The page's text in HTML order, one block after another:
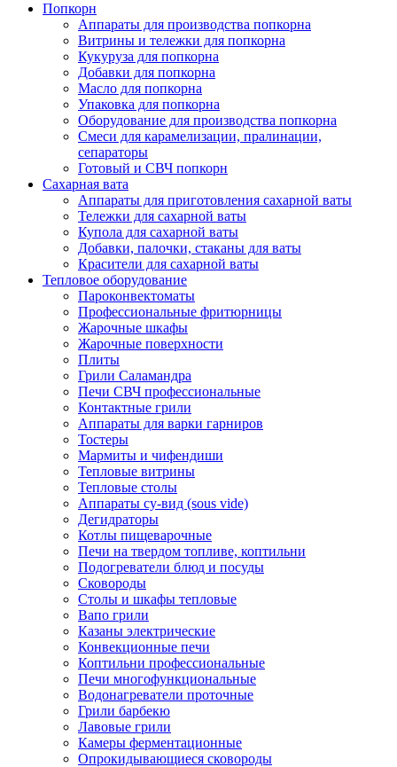
Попкорн
Аппараты для производства попкорна
Витрины и тележки для попкорна
Кукуруза для попкорна
Добавки для попкорна
Масло для попкорна
Упаковка для попкорна
Оборудование для производства попкорна
Смеси для карамелизации, пралинации,
сепараторы
Готовый и СВЧ попкорн
Сахарная вата
Аппараты для приготовления сахарной ваты
Тележки для сахарной ваты
Купола для сахарной ваты
Добавки, палочки, стаканы для ваты
Красители для сахарной ваты
Тепловое оборудование
Пароконвектоматы
Профессиональные фритюрницы
Жарочные шкафы
Жарочные поверхности
Плиты
Грили Саламандра
Печи СВЧ профессиональные
Контактные грили
Аппараты для варки гарниров
Тостеры
Мармиты и чифендиши
Тепловые витрины
Тепловые столы
Аппараты су-вид (sous vide)
Дегидраторы
Котлы пищеварочные
Печи на твердом топливе, коптильни
Подогреватели блюд и посуды
Сковороды
Столы и шкафы тепловые
Вапо грили
Казаны электрические
Конвекционные печи
Коптильни профессиональные
Печи многофункциональные
Водонагреватели проточные
Грили барбекю
Лавовые грили
Камеры ферментационные
Опрокидывающиеся сковороды